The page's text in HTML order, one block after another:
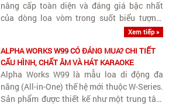
nâng cấp toàn diện và đáng giá bậc nhất
của dòng loa vòm trong suốt biểu tượng.
Sau nhiều năm giữ nguyên triết lý thiết kế từ
đã giải quyết..
Xem tiếp »
ALPHA WORKS W99 CÓ ĐÁNG MUA? CHI TIẾT
CẤU HÌNH, CHẤT ÂM VÀ HÁT KARAOKE
Alpha Works W99 là mẫu loa di động đa
năng (All-in-One) thế hệ mới thuộc W-Series.
Sản phẩm được thiết kế như một trung tâm